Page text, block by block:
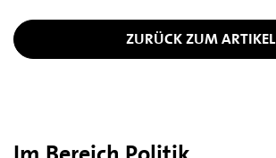
ZURÜCK ZUM ARTIKEL